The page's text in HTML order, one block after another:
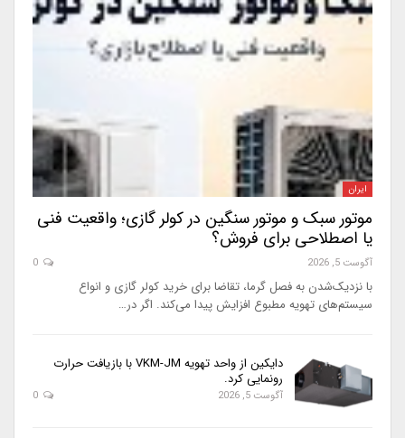
ایران
موتور سبک و موتور سنگین در کولر گازی؛ واقعیت فنی
یا اصطلاحی برای فروش؟
آگوست 5, 2026
با نزدیک‌شدن به فصل گرما، تقاضا برای خرید کولر گازی و انواع
سیستم‌های تهویه مطبوع افزایش پیدا می‌کند. اگر در…
دایکین از واحد تهویه VKM-JM با بازیافت حرارت
رونمایی کرد.
آگوست 5, 2026